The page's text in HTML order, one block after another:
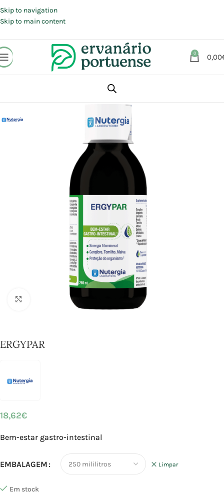
Skip to navigation
Skip to main content
0 0,00
Suplementos alimentares
Click to enlarge
ERGYPAR
18,62€
Bem-estar gastro-intestinal
EMBALAGEM Limpar
Em stock